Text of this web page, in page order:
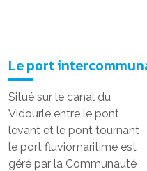
Le port
Situé sur le canal du
Vidourle entre le pont
levant et le pont tournant
le port fluviomaritime est
géré par la Communauté